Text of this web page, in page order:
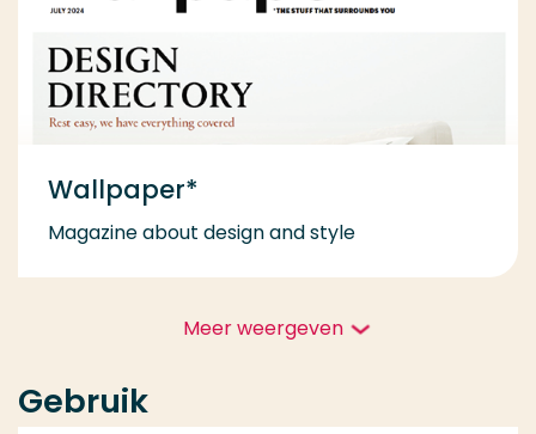
Wallpaper*
Magazine about design and style
Meer weergeven
Gebruik